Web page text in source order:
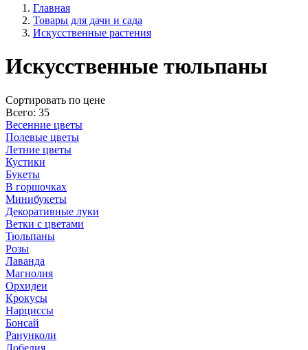
Главная
Товары для дачи и сада
Искусственные растения
Искусственные тюльпаны
Cортировать по цене
Всего: 35
Весенние цветы
Полевые цветы
Летние цветы
Кустики
Букеты
В горшочках
Минибукеты
Декоративные луки
Ветки с цветами
Тюльпаны
Розы
Лаванда
Магнолия
Орхидеи
Крокусы
Нарциссы
Бонсай
Ранунколи
Лобелия